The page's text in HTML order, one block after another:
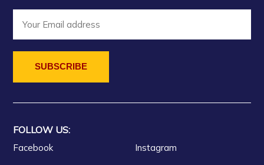
FOLLOW US:
Facebook Instagram